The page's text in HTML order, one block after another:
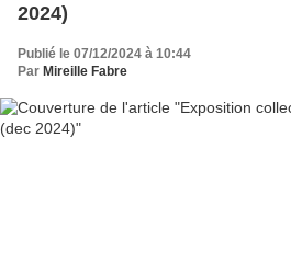
2024)
Publié le 07/12/2024 à 10:44
Par Mireille Fabre